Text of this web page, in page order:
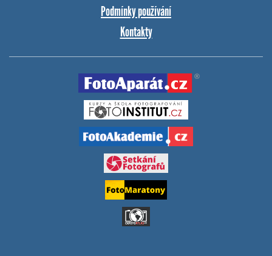
Podmínky používání
Kontakty